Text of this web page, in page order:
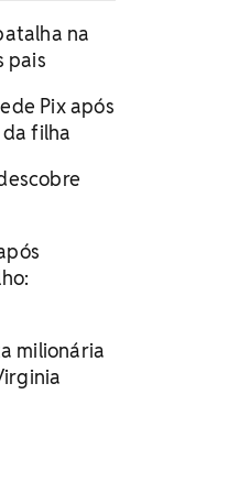
na
pais
Pix após
filha
milionária